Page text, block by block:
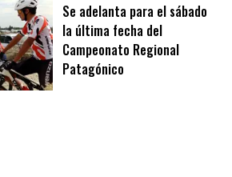
Se adelanta para el sábado
la última fecha del
Campeonato Regional
Patagónico